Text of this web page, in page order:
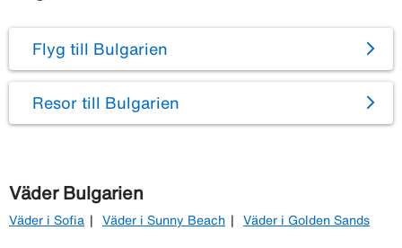
Flyg till Bulgarien
Resor till Bulgarien
Väder Bulgarien
Väder i Sofia Väder i Sunny Beach Väder i Golden Sands